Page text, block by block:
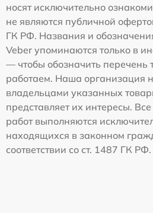
носят исключительно
не являются публичной
ГК РФ. Названия и
Veber упоминаются только в
— чтобы обозначить перечень
работаем. Наша организация
владельцами указанных
представляет их интересы.
работ выполняются
находящихся в законном
соответствии со ст. 1487 ГК РФ.